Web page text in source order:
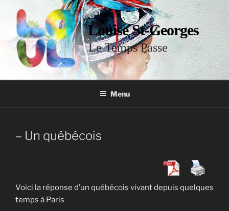
Louise St-Georges
Le Temps Passe
Menu
– Un québécois
Voici la réponse d’un québécois vivant depuis quelques
temps à Paris